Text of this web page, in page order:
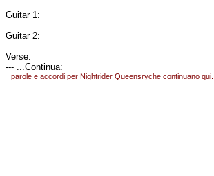
Guitar 1:
Guitar 2:
Verse:
--- ...Continua:
parole e accordi per Nightrider Queensryche continuano qui...